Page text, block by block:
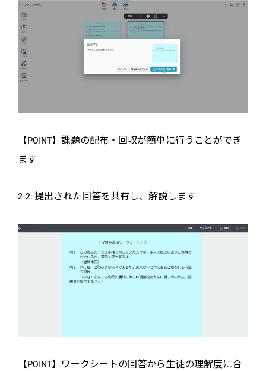
【POINT】課題の配布・回収が簡単に行うことができ
ます
2-2: 提出された回答を共有し、解説します
【POINT】ワークシートの回答から生徒の理解度に合